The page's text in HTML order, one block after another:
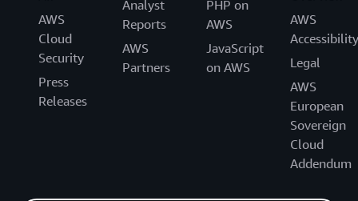
AWS
Cloud
Security
Press
Releases
Analyst
Reports
AWS
Partners
PHP on
AWS
JavaScript
on AWS
AWS
Accessibility
Legal
AWS
European
Sovereign
Cloud
Addendum